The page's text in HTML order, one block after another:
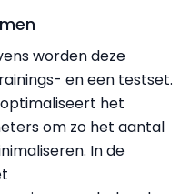
worden deze
en een testset.
het
om zo het aantal
In de